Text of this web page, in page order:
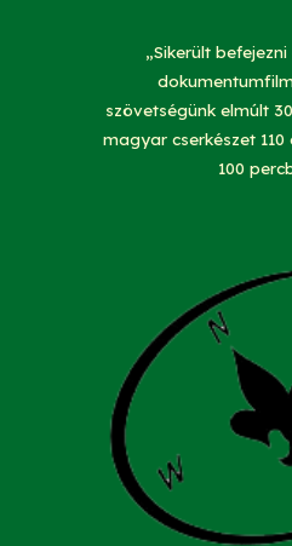
„Sikerült
szövetségünk elmúlt
magyar cserkészet
100